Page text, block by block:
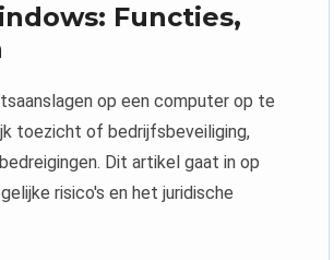
Functies,
op een computer op te
toezicht of bedrijfsbeveiliging,
Dit artikel gaat in op
risico's en het juridische